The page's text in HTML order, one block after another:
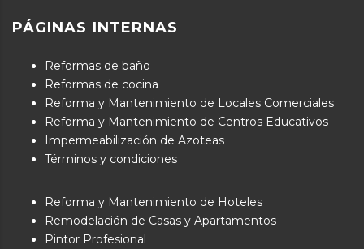
PÁGINAS INTERNAS
Reformas de baño
Reformas de cocina
Reforma y Mantenimiento de Locales Comerciales
Reforma y Mantenimiento de Centros Educativos
Impermeabilización de Azoteas
Términos y condiciones
Reforma y Mantenimiento de Hoteles
Remodelación de Casas y Apartamentos
Pintor Profesional